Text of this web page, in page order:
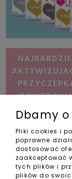
Dbamy
Pliki cookies i
poprawne
dostosować
zaakceptować
tych plików i
plików do